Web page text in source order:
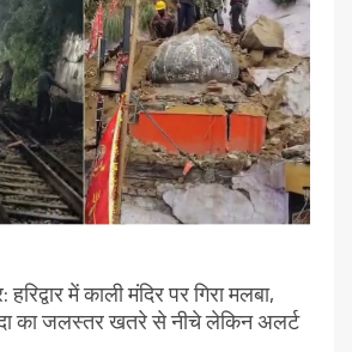
में काली मंदिर पर गिरा मलबा,
का जलस्तर खतरे से नीचे लेकिन अलर्ट